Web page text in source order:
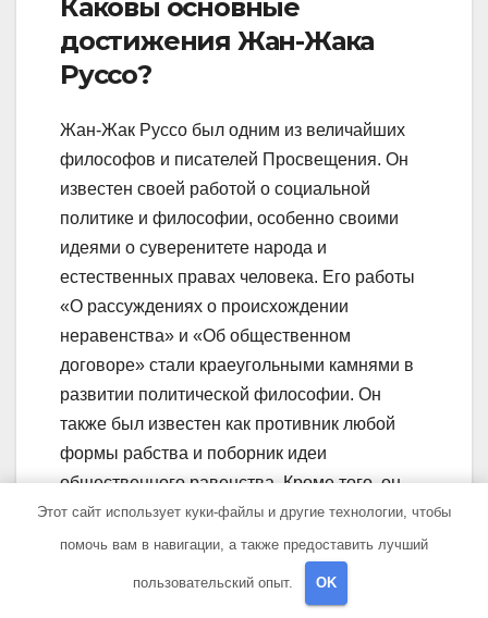
Каковы основные
достижения Жан-Жака
Руссо?
Жан-Жак Руссо был одним из величайших
философов и писателей Просвещения. Он
известен своей работой о социальной
политике и философии, особенно своими
идеями о суверенитете народа и
естественных правах человека. Его работы
«О рассуждениях о происхождении
неравенства» и «Об общественном
договоре» стали краеугольными камнями в
развитии политической философии. Он
также был известен как противник любой
формы рабства и поборник идеи
общественного равенства. Кроме того, он
написал роман «Расстояние о», который
стал одним из самых значимых
произведений литературы XVIII века.
Этот сайт использует куки-файлы и другие технологии, чтобы
помочь вам в навигации, а также предоставить лучший
пользовательский опыт. OK